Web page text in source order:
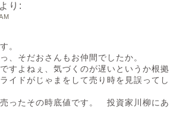
より:
。
、そだおさんもお仲間でしたか。
すよねぇ、気づくのが遅いというか根拠
イドがじゃまをして売り時を見誤ってし
売ったその時底値です。 投資家川柳にあ